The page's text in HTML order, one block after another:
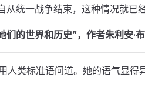
从统一战争结束，这种情况就已
的世界和历史”，作者朱利安·
人类标准语问道。她的语气显